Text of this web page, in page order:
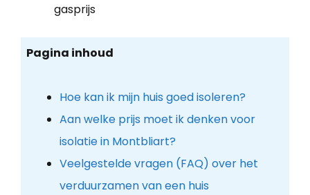
gasprijs
Pagina inhoud
Hoe kan ik mijn huis goed isoleren?
Aan welke prijs moet ik denken voor
isolatie in Montbliart?
Veelgestelde vragen (FAQ) over het
verduurzamen van een huis